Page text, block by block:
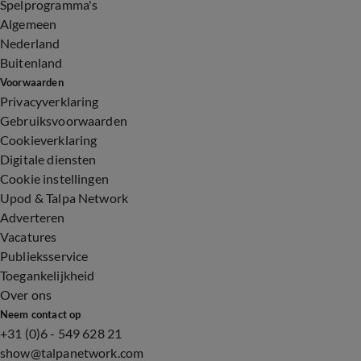
Spelprogramma's
Algemeen
Nederland
Buitenland
Voorwaarden
Privacyverklaring
Gebruiksvoorwaarden
Cookieverklaring
Digitale diensten
Cookie instellingen
Upod & Talpa Network
Adverteren
Vacatures
Publieksservice
Toegankelijkheid
Over ons
Neem contact op
+31 (0)6 - 549 628 21
show@talpanetwork.com